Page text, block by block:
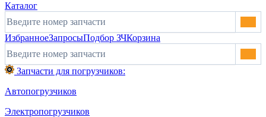
Каталог
ИзбранноеЗапросыПодбор ЗЧКорзина
Запчасти для погрузчиков:
Автопогрузчиков
Электропогрузчиков